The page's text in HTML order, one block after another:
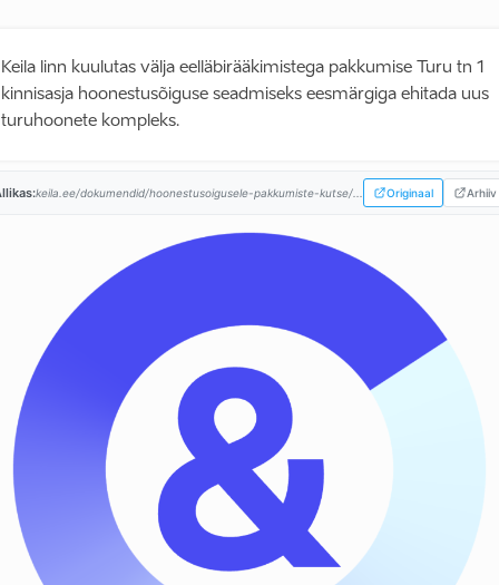
Keila linn kuulutas välja eelläbirääkimistega pakkumise Turu tn 1
kinnisasja hoonestusõiguse seadmiseks eesmärgiga ehitada uus
turuhoonete kompleks.
keila.ee/dokumendid/hoonestusoigusele-pakkumiste-kutse/... Originaal Arhiiv